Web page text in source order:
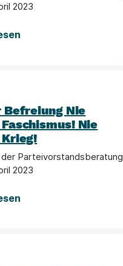
2023
Befreiung Nie
Nie
Parteivorstandsberatung
2023